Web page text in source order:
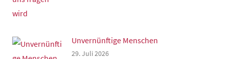
Unvernünftige Menschen
29. Juli 2026